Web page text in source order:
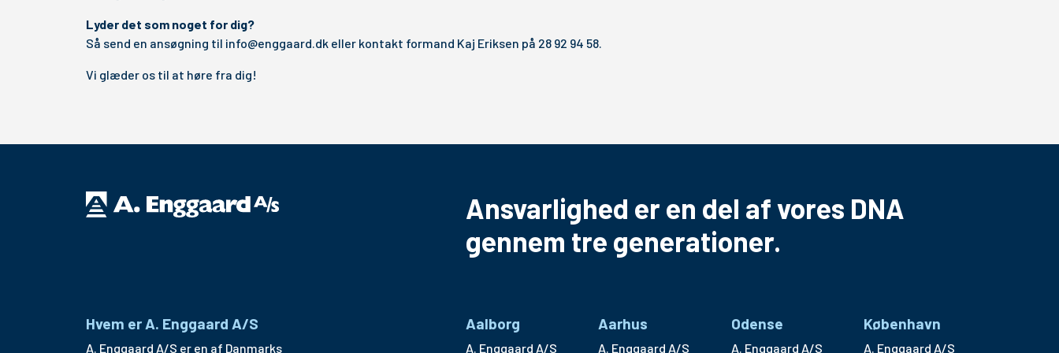
Lyder det som noget for dig?
Så send en ansøgning til info@enggaard.dk eller kontakt formand Kaj Eriksen på 28 92 94 58.
Vi glæder os til at høre fra dig!
Ansvarlighed er en del af vores DNA
gennem tre generationer.
Hvem er A. Enggaard A/S
A. Enggaard A/S er en af Danmarks
Aalborg
A. Enggaard A/S
Aarhus
A. Enggaard A/S
Odense
A. Enggaard A/S
København
A. Enggaard A/S